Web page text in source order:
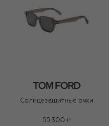
Солнцезащитные очки
55 300 ₽